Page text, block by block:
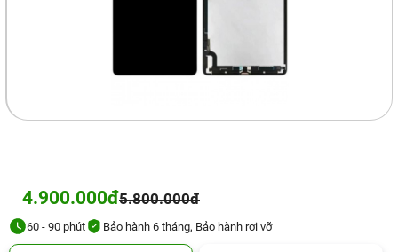
4.900.000đ5.800.000đ
60 - 90 phút Bảo hành 6 tháng, Bảo hành rơi vỡ